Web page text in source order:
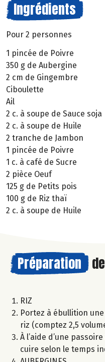
Ingrédients
Pour 2 personnes
1 pincée de Poivre
350 g de Aubergine
2 cm de Gingembre
Ciboulette
Ail
2 c. à soupe de Sauce soja
2 c. à soupe de Huile
2 tranche de Jambon
1 pincée de Poivre
1 c. à café de Sucre
2 pièce Oeuf
125 g de Petits pois
100 g de Riz thaï
2 c. à soupe de Huile
Préparation
RIZ
Portez à ébullition
riz (comptez 2,5
À l’aide d’une
cuire selon le temps